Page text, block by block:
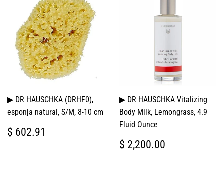
▶ DR HAUSCHKA (DRHF0),
esponja natural, S/M, 8-10 cm
PRECIO
HABITUAL
$ 602.91
▶ DR HAUSCHKA Vitalizing
Body Milk, Lemongrass, 4.9
Fluid Ounce
PRECIO
HABITUAL
$ 2,200.00